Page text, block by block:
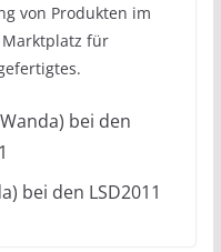
von Produkten im
für
bei den LSD2011